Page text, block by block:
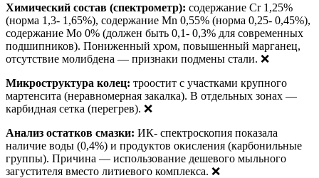
Химический состав (спектрометр): содержание Cr 1,25%
(норма 1,3- 1,65%), содержание Mn 0,55% (норма 0,25- 0,45%),
содержание Mo 0% (должен быть 0,1- 0,3% для современных
подшипников). Пониженный хром, повышенный марганец,
отсутствие молибдена — признаки подмены стали. ❌
Микроструктура колец: троостит с участками крупного
мартенсита (неравномерная закалка). В отдельных зонах —
карбидная сетка (перегрев). ❌
Анализ остатков смазки: ИК- спектроскопия показала
наличие воды (0,4%) и продуктов окисления (карбонильные
группы). Причина — использование дешевого мыльного
загустителя вместо литиевого комплекса. ❌